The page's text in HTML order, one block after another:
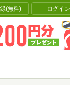
(無料) ログイン